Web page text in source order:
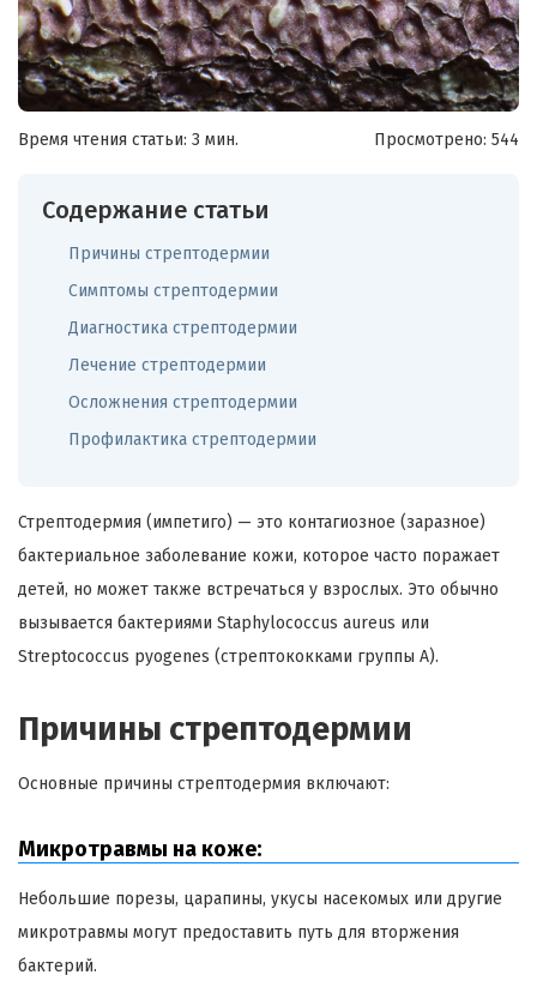
Время чтения статьи: 3 мин. Просмотрено: 544
Содержание статьи
Причины стрептодермии
Симптомы стрептодермии
Диагностика стрептодермии
Лечение стрептодермии
Осложнения стрептодермии
Профилактика стрептодермии
Стрептодермия (импетиго) — это контагиозное (заразное)
бактериальное заболевание кожи, которое часто поражает
детей, но может также встречаться у взрослых. Это обычно
вызывается бактериями Staphylococcus aureus или
Streptococcus pyogenes (стрептококками группы A).
Причины стрептодермии
Основные причины стрептодермия включают:
Микротравмы на коже:
Небольшие порезы, царапины, укусы насекомых или другие
микротравмы могут предоставить путь для вторжения
бактерий.